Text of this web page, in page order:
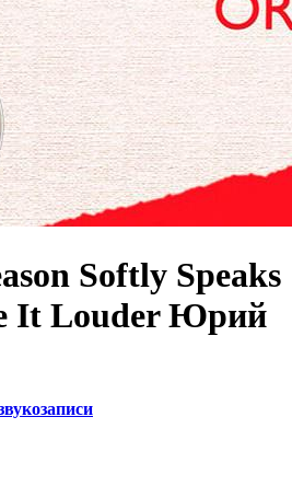
Softly Speaks
It Louder Юрий